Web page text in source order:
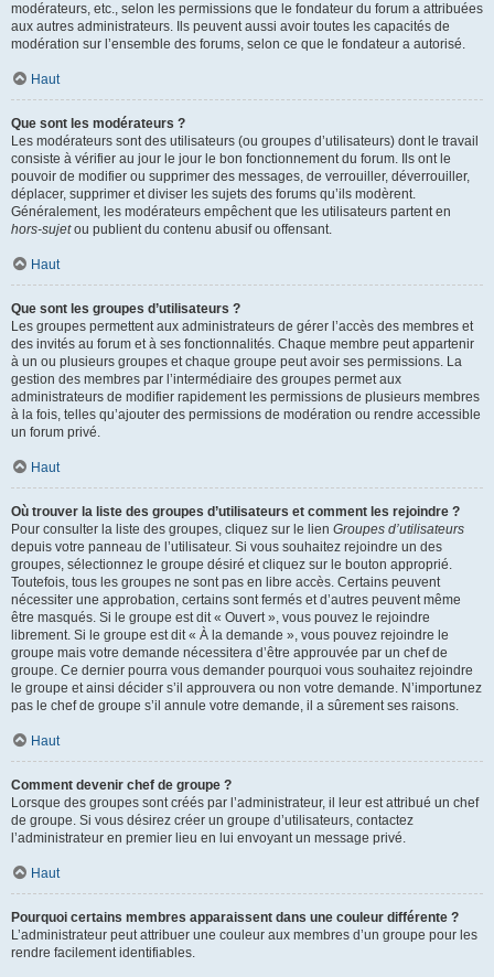
modérateurs, etc., selon les permissions que le fondateur du forum a attribuées
aux autres administrateurs. Ils peuvent aussi avoir toutes les capacités de
modération sur l’ensemble des forums, selon ce que le fondateur a autorisé.
Haut
Que sont les modérateurs ?
Les modérateurs sont des utilisateurs (ou groupes d’utilisateurs) dont le travail
consiste à vérifier au jour le jour le bon fonctionnement du forum. Ils ont le
pouvoir de modifier ou supprimer des messages, de verrouiller, déverrouiller,
déplacer, supprimer et diviser les sujets des forums qu’ils modèrent.
Généralement, les modérateurs empêchent que les utilisateurs partent en
hors-sujetou publient du contenu abusif ou offensant.
Haut
Que sont les groupes d’utilisateurs ?
Les groupes permettent aux administrateurs de gérer l’accès des membres et
des invités au forum et à ses fonctionnalités. Chaque membre peut appartenir
à un ou plusieurs groupes et chaque groupe peut avoir ses permissions. La
gestion des membres par l’intermédiaire des groupes permet aux
administrateurs de modifier rapidement les permissions de plusieurs membres
à la fois, telles qu’ajouter des permissions de modération ou rendre accessible
un forum privé.
Haut
Où trouver la liste des groupes d’utilisateurs et comment les rejoindre ?
Pour consulter la liste des groupes, cliquez sur le lien Groupes d’utilisateurs
depuis votre panneau de l’utilisateur. Si vous souhaitez rejoindre un des
groupes, sélectionnez le groupe désiré et cliquez sur le bouton approprié.
Toutefois, tous les groupes ne sont pas en libre accès. Certains peuvent
nécessiter une approbation, certains sont fermés et d’autres peuvent même
être masqués. Si le groupe est dit « Ouvert », vous pouvez le rejoindre
librement. Si le groupe est dit « À la demande », vous pouvez rejoindre le
groupe mais votre demande nécessitera d’être approuvée par un chef de
groupe. Ce dernier pourra vous demander pourquoi vous souhaitez rejoindre
le groupe et ainsi décider s’il approuvera ou non votre demande. N’importunez
pas le chef de groupe s’il annule votre demande, il a sûrement ses raisons.
Haut
Comment devenir chef de groupe ?
Lorsque des groupes sont créés par l’administrateur, il leur est attribué un chef
de groupe. Si vous désirez créer un groupe d’utilisateurs, contactez
l’administrateur en premier lieu en lui envoyant un message privé.
Haut
Pourquoi certains membres apparaissent dans une couleur différente ?
L’administrateur peut attribuer une couleur aux membres d’un groupe pour les
rendre facilement identifiables.